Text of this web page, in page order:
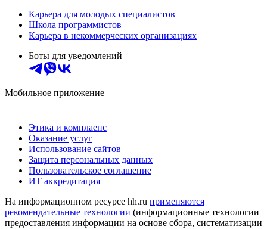
Карьера для молодых специалистов
Школа программистов
Карьера в некоммерческих организациях
Боты для уведомлений
Мобильное приложение
Этика и комплаенс
Оказание услуг
Использование сайтов
Защита персональных данных
Пользовательское соглашение
ИТ аккредитация
На информационном ресурсе hh.ru применяются
рекомендательные технологии (информационные технологии
предоставления информации на основе сбора, систематизации